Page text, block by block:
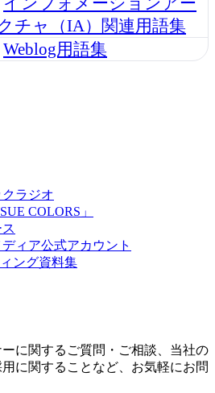
チャ（IA）関連用語集
Weblog用語集
クラジオ
COLORS」
ィア公式アカウント
ング資料集
に関するご質問・ご相談、当社の
に関することなど、お気軽にお問